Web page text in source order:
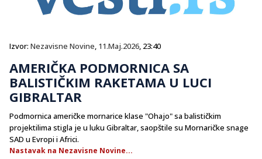
Izvor: Nezavisne Novine, 11.Maj.2026, 23:40
AMERIČKA PODMORNICA SA
BALISTIČKIM RAKETAMA U LUCI
GIBRALTAR
Podmornica američke mornarice klase "Ohajo" sa balističkim
projektilima stigla je u luku Gibraltar, saopštile su Mornaričke snage
SAD u Evropi i Africi.
Nastavak na Nezavisne Novine...